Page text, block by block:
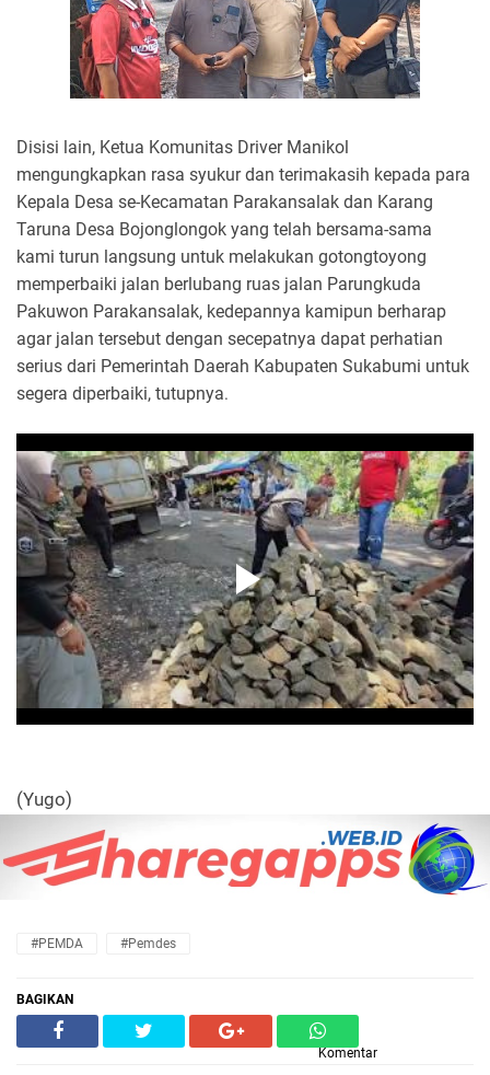
Disisi lain, Ketua Komunitas Driver Manikol
mengungkapkan rasa syukur dan terimakasih kepada para
Kepala Desa se-Kecamatan Parakansalak dan Karang
Taruna Desa Bojonglongok yang telah bersama-sama
kami turun langsung untuk melakukan gotongtoyong
memperbaiki jalan berlubang ruas jalan Parungkuda
Pakuwon Parakansalak, kedepannya kamipun berharap
agar jalan tersebut dengan secepatnya dapat perhatian
serius dari Pemerintah Daerah Kabupaten Sukabumi untuk
segera diperbaiki, tutupnya.
(Yugo)
#PEMDA #Pemdes
BAGIKAN
Komentar